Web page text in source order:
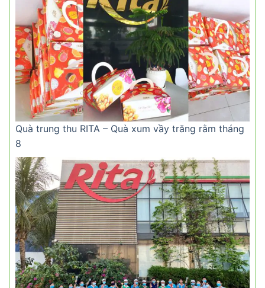
Quà trung thu RITA – Quà xum vầy trăng rằm tháng
8